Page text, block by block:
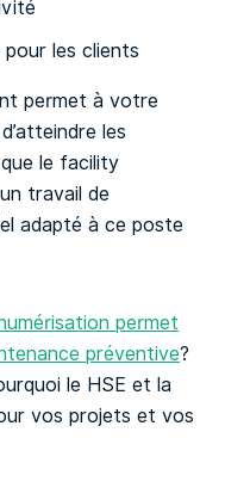
les clients
permet à votre
les
le facility
travail de
adapté à ce poste
permet
préventive?
le HSE et la
vos projets et vos